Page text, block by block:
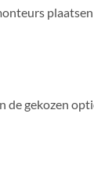
de gekozen